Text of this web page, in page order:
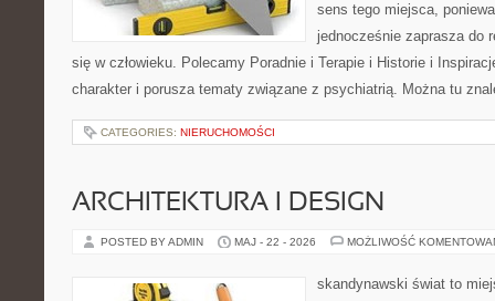
sens tego miejsca,
jednocześnie zaprasza do
się w człowieku. Polecamy Poradnie i Terapie i Historie i
charakter i porusza tematy związane z psychiatrią. Można tu
CATEGORIES: NIERUCHOMOŚCI
ARCHITEKTURA I DESIGN
POSTED BY ADMIN MAJ - 22 - 2026 MOŻLIWOŚĆ
skandynawski świat to